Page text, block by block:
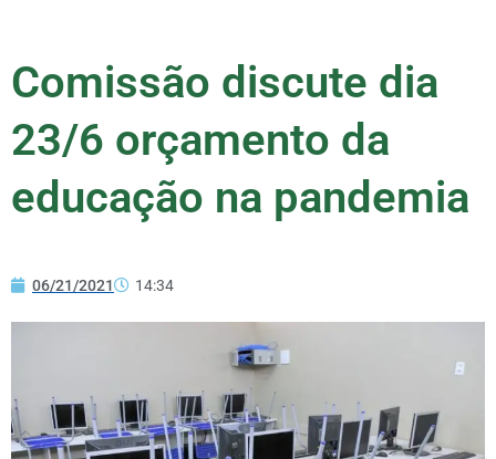
Comissão discute dia
23/6 orçamento da
educação na pandemia
06/21/2021 14:34